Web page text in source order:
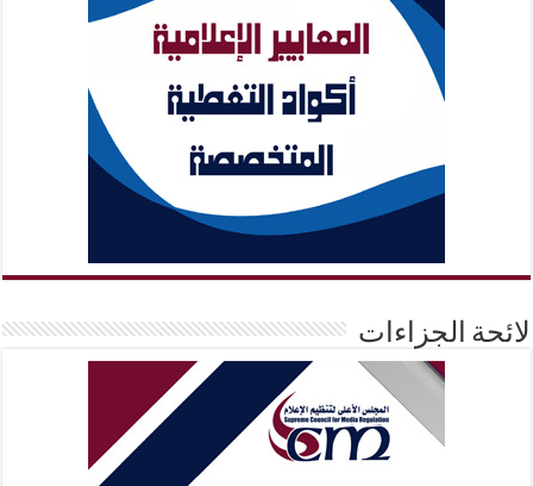
لائحة الجزاءات